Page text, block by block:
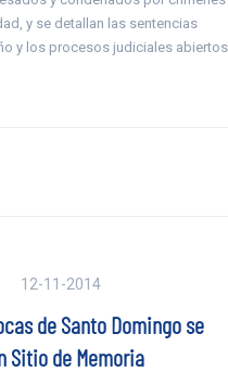
y se detallan las sentencias
y los procesos judiciales abiertos
12-11-2014
de Santo Domingo se
Sitio de Memoria